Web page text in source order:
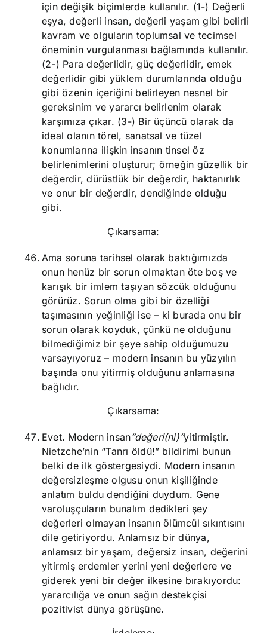
için değişik biçimlerde kullanılır. (1-) Değerli
eşya, değerli insan, değerli yaşam gibi belirli
kavram ve olguların toplumsal ve tecimsel
öneminin vurgulanması bağlamında kullanılır.
(2-) Para değerlidir, güç değerlidir, emek
değerlidir gibi yüklem durumlarında olduğu
gibi özenin içeriğini belirleyen nesnel bir
gereksinim ve yararcı belirlenim olarak
karşımıza çıkar. (3-) Bir üçüncü olarak da
ideal olanın törel, sanatsal ve tüzel
konumlarına ilişkin insanın tinsel öz
belirlenimlerini oluşturur; örneğin güzellik bir
değerdir, dürüstlük bir değerdir, haktanırlık
ve onur bir değerdir, dendiğinde olduğu
gibi.
Çıkarsama:
Ama soruna tarihsel olarak baktığımızda
onun henüz bir sorun olmaktan öte boş ve
karışık bir imlem taşıyan sözcük olduğunu
görürüz. Sorun olma gibi bir özelliği
taşımasının yeğinliği ise – ki burada onu bir
sorun olarak koyduk, çünkü ne olduğunu
bilmediğimiz bir şeye sahip olduğumuzu
varsayıyoruz – modern insanın bu yüzyılın
başında onu yitirmiş olduğunu anlamasına
bağlıdır.
Çıkarsama:
Evet. Modern insan“değeri(ni)”yitirmiştir.
Nietzche’nin “Tanrı öldü!” bildirimi bunun
belki de ilk göstergesiydi. Modern insanın
değersizleşme olgusu onun kişiliğinde
anlatım buldu dendiğini duydum. Gene
varoluşçuların bunalım dedikleri şey
değerleri olmayan insanın ölümcül sıkıntısını
dile getiriyordu. Anlamsız bir dünya,
anlamsız bir yaşam, değersiz insan, değerini
yitirmiş erdemler yerini yeni değerlere ve
giderek yeni bir değer ilkesine bırakıyordu:
yararcılığa ve onun sağın destekçisi
pozitivist dünya görüşüne.